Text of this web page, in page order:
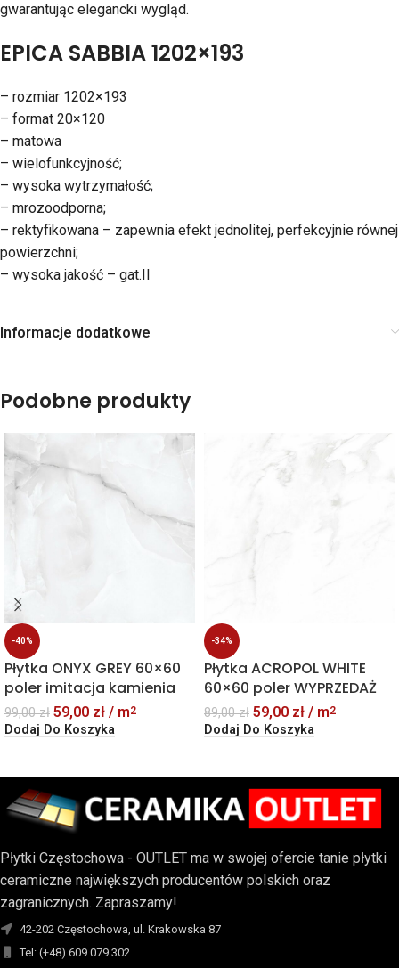
gwarantując elegancki wygląd.
EPICA SABBIA 1202×193
– rozmiar 1202×193
– format 20×120
– matowa
– wielofunkcyjność;
– wysoka wytrzymałość;
– mrozoodporna;
– rektyfikowana – zapewnia efekt jednolitej, perfekcyjnie równej
powierzchni;
– wysoka jakość – gat.II
Informacje dodatkowe
Podobne produkty
-40%
Płytka ONYX GREY 60×60
poler imitacja kamienia
99,00zł 59,00 zł / m2
Dodaj Do Koszyka
-34%
Płytka ACROPOL WHITE
60×60 poler WYPRZEDAŻ
89,00zł 59,00 zł / m2
Dodaj Do Koszyka
Płytki Częstochowa - OUTLET ma w swojej ofercie tanie płytki
ceramiczne największych producentów polskich oraz
zagranicznych. Zapraszamy!
42-202 Częstochowa, ul. Krakowska 87
Tel: (+48) 609 079 302